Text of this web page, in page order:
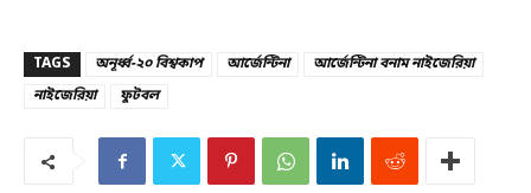
TAGS অনূর্ধ্ব-২০ বিশ্বকাপ আর্জেন্টিনা
আর্জেন্টিনা বনাম নাইজেরিয়া
নাইজেরিয়া
ফুটবল